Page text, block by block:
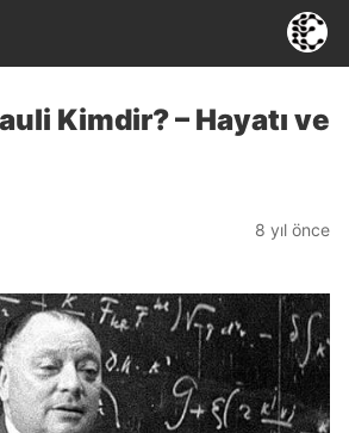
Kimdir? – Hayatı ve
8 yıl önce